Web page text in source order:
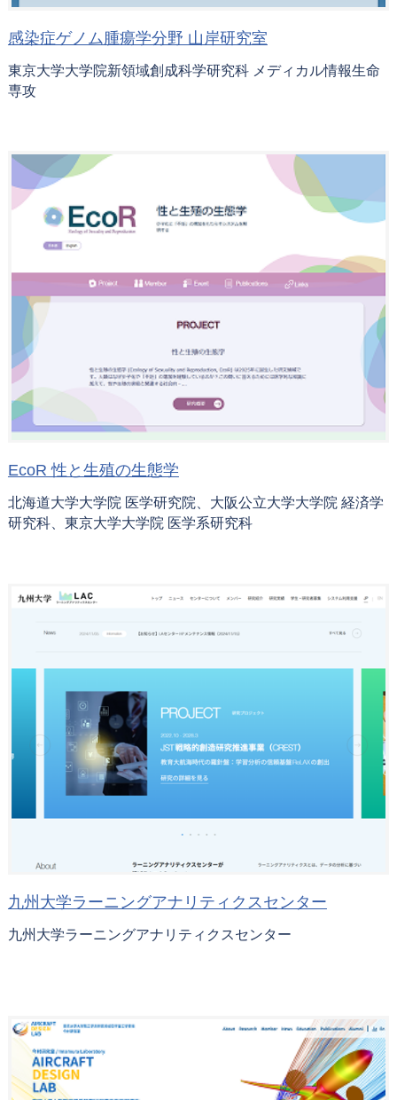
感染症ゲノム腫瘍学分野 山岸研究室
東京大学大学院新領域創成科学研究科 メディカル情報生命
専攻
EcoR 性と生殖の生態学
北海道大学大学院 医学研究院、大阪公立大学大学院 経済学
研究科、東京大学大学院 医学系研究科
九州大学ラーニングアナリティクスセンター
九州大学ラーニングアナリティクスセンター